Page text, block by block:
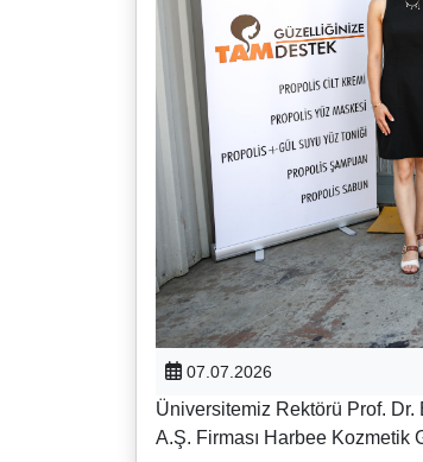
07.07.2026
Üniversitemiz Rektörü Prof.
A.Ş. Firması Harbee Kozmetik